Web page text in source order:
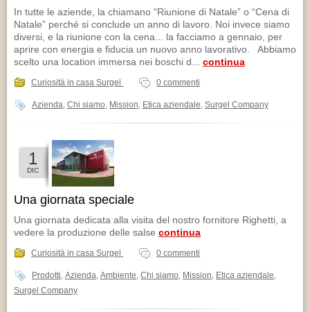
In tutte le aziende, la chiamano “Riunione di Natale” o “Cena di
Natale” perché si conclude un anno di lavoro. Noi invece siamo
diversi, e la riunione con la cena... la facciamo a gennaio, per
aprire con energia e fiducia un nuovo anno lavorativo. Abbiamo
scelto una location immersa nei boschi d... continua
Curiosità in casa Surgel 0 commenti
Azienda Chi siamo Mission Etica aziendale Surgel Company
1
DIC
Una giornata speciale
Una giornata dedicata alla visita del nostro fornitore Righetti, a
vedere la produzione delle salse continua
Curiosità in casa Surgel 0 commenti
Prodotti Azienda Ambiente Chi siamo Mission Etica aziendale
Surgel Company